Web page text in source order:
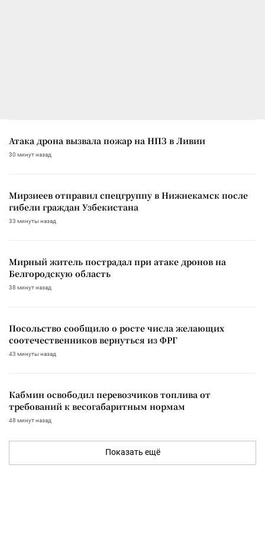
Атака дрона вызвала пожар на НПЗ в Ливии
30 минут назад
Мирзиеев отправил спецгруппу в Нижнекамск после
гибели граждан Узбекистана
33 минуты назад
Мирный житель пострадал при атаке дронов на
Белгородскую область
38 минут назад
Посольство сообщило о росте числа желающих
соотечественников вернуться из ФРГ
43 минуты назад
Кабмин освободил перевозчиков топлива от
требований к весогабаритным нормам
48 минут назад
Показать ещё